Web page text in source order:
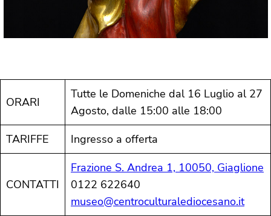
ORARI
Tutte le Domeniche dal 16 Luglio al 27
Agosto, dalle 15:00 alle 18:00
TARIFFE
Ingresso a offerta
CONTATTI
Frazione S. Andrea 1, 10050, Giaglione
0122 622640
museo@centroculturalediocesano.it